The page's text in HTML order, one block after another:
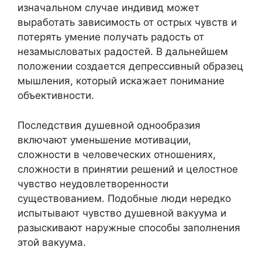
изначальном случае индивид может
выработать зависимость от острых чувств и
потерять умение получать радость от
незамысловатых радостей. В дальнейшем
положении создается депрессивный образец
мышления, который искажает понимание
объективности.
Последствия душевной однообразия
включают уменьшение мотивации,
сложности в человеческих отношениях,
сложности в принятии решений и целостное
чувство неудовлетворенности
существованием. Подобные люди нередко
испытывают чувство душевной вакуума и
разыскивают наружные способы заполнения
этой вакуума.